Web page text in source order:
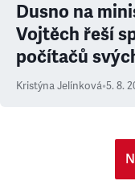
Dusno na
Vojtěch řeší
počítačů
Kristýna Jelínková•5. 8.